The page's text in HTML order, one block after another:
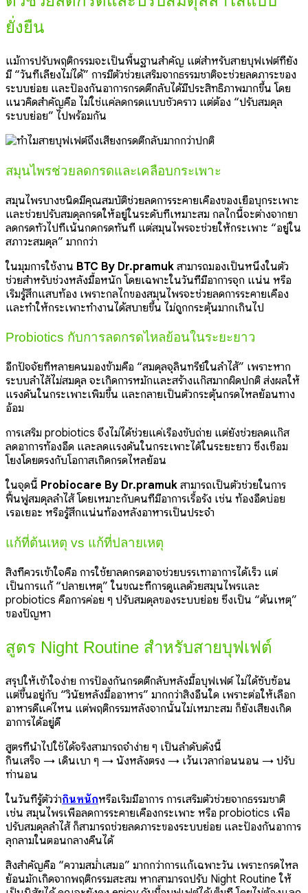
ยั่งยืน
แม้การปรับพฤติกรรมจะเป็นพื้นฐานสำคัญ แต่สำหรับสายบุฟเฟต์ที่ยัง
มี “วันที่เลี่ยงไม่ได้” การมีตัวช่วยเสริมจากธรรมชาติจะช่วยลดภาระของ
ระบบย่อย และป้องกันอาการกรดตีกลับได้มีประสิทธิภาพมากขึ้น โดย
แนวคิดสำคัญคือ ไม่ใช่แค่ลดกรดแบบชั่วคราว แต่ต้อง “ปรับสมดุล
ระบบย่อย” ไปพร้อมกัน
สมุนไพรช่วยลดกรดและเคลือบกระเพาะ
สมุนไพรบางชนิดมีคุณสมบัติช่วยลดการระคายเคืองของเยื่อบุกระเพาะ
และช่วยปรับสมดุลกรดให้อยู่ในระดับที่เหมาะสม กลไกนี้จะต่างจากยา
ลดกรดทั่วไปที่เน้นกดกรดทันที แต่สมุนไพรจะช่วยให้กระเพาะ “อยู่ใน
สภาวะสมดุล” มากกว่า
ในมุมการใช้งาน BTC By Dr.pramuk สามารถมองเป็นหนึ่งในตัว
ช่วยสำหรับช่วงหลังมื้อหนัก โดยเฉพาะในวันที่มีอาการจุก แน่น หรือ
เริ่มรู้สึกแสบท้อง เพราะกลไกของสมุนไพรจะช่วยลดการระคายเคือง
และทำให้กระเพาะทำงานได้สบายขึ้น ไม่ถูกกระตุ้นมากเกินไป
Probiotics กับการลดกรดไหลย้อนในระยะยาว
อีกปัจจัยที่หลายคนมองข้ามคือ “สมดุลจุลินทรีย์ในลำไส้” เพราะหาก
ระบบลำไส้ไม่สมดุล จะเกิดการหมักและสร้างแก๊สมากผิดปกติ ส่งผลให้
แรงดันในกระเพาะเพิ่มขึ้น และกลายเป็นตัวกระตุ้นกรดไหลย้อนทาง
อ้อม
การเสริม probiotics จึงไม่ได้ช่วยแค่เรื่องขับถ่าย แต่ยังช่วยลดแก๊ส
ลดอาการท้องอืด และลดแรงดันในกระเพาะได้ในระยะยาว ซึ่งเชื่อม
โยงโดยตรงกับโอกาสเกิดกรดไหลย้อน
ในจุดนี้ Probiocare By Dr.pramuk สามารถเป็นตัวช่วยในการ
ฟื้นฟูสมดุลลำไส้ โดยเหมาะกับคนที่มีอาการเรื้อรัง เช่น ท้องอืดบ่อย
เรอเยอะ หรือรู้สึกแน่นท้องหลังอาหารเป็นประจำ
แก้ที่ต้นเหตุ vs แก้ที่ปลายเหตุ
สิ่งที่ควรเข้าใจคือ การใช้ยาลดกรดอาจช่วยบรรเทาอาการได้เร็ว แต่
เป็นการแก้ “ปลายเหตุ” ในขณะที่การดูแลด้วยสมุนไพรและ
probiotics คือการค่อย ๆ ปรับสมดุลของระบบย่อย ซึ่งเป็น “ต้นเหตุ”
ของปัญหา
สูตร Night Routine สำหรับสายบุฟเฟต์
สรุปให้เข้าใจง่าย การป้องกันกรดตีกลับหลังมื้อบุฟเฟต์ ไม่ได้ซับซ้อน
แต่ขึ้นอยู่กับ “วินัยหลังมื้ออาหาร” มากกว่าสิ่งอื่นใด เพราะต่อให้เลือก
อาหารดีแค่ไหน แต่พฤติกรรมหลังจากนั้นไม่เหมาะสม ก็ยังเสี่ยงเกิด
อาการได้อยู่ดี
สูตรที่นำไปใช้ได้จริงสามารถจำง่าย ๆ เป็นลำดับดังนี้
กินเสร็จ → เดินเบา ๆ → นั่งหลังตรง → เว้นเวลาก่อนนอน → ปรับ
ท่านอน
ในวันที่รู้ตัวว่ากินหนักหรือเริ่มมีอาการ การเสริมตัวช่วยจากธรรมชาติ
เช่น สมุนไพรเพื่อลดการระคายเคืองกระเพาะ หรือ probiotics เพื่อ
ปรับสมดุลลำไส้ ก็สามารถช่วยลดภาระของระบบย่อย และป้องกันอาการ
ลุกลามในตอนกลางคืนได้
สิ่งสำคัญคือ “ความสม่ำเสมอ” มากกว่าการแก้เฉพาะวัน เพราะกรดไหล
ย้อนมักเกิดจากพฤติกรรมสะสม หากสามารถปรับ Night Routine ให้